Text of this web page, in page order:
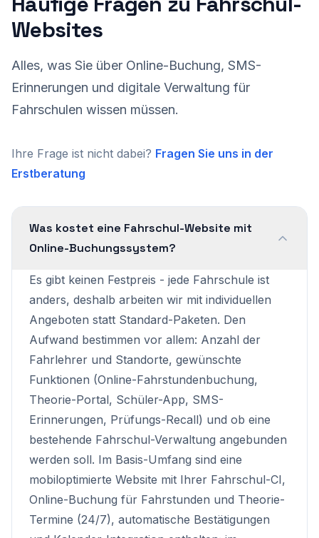
Websites
Alles, was Sie über Online-Buchung, SMS-
Erinnerungen und digitale Verwaltung für
Fahrschulen wissen müssen.
Ihre Frage ist nicht dabei? Fragen Sie uns in der
Erstberatung
Was kostet eine Fahrschul-Website mit
Online-Buchungssystem?
Es gibt keinen Festpreis - jede Fahrschule ist
anders, deshalb arbeiten wir mit individuellen
Angeboten statt Standard-Paketen. Den
Aufwand bestimmen vor allem: Anzahl der
Fahrlehrer und Standorte, gewünschte
Funktionen (Online-Fahrstundenbuchung,
Theorie-Portal, Schüler-App, SMS-
Erinnerungen, Prüfungs-Recall) und ob eine
bestehende Fahrschul-Verwaltung angebunden
werden soll. Im Basis-Umfang sind eine
mobiloptimierte Website mit Ihrer Fahrschul-CI,
Online-Buchung für Fahrstunden und Theorie-
Termine (24/7), automatische Bestätigungen